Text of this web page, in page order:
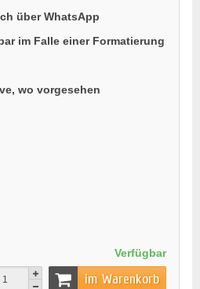
über WhatsApp
im Falle einer Formatierung
wo vorgesehen
Verfügbar
im Warenkorb